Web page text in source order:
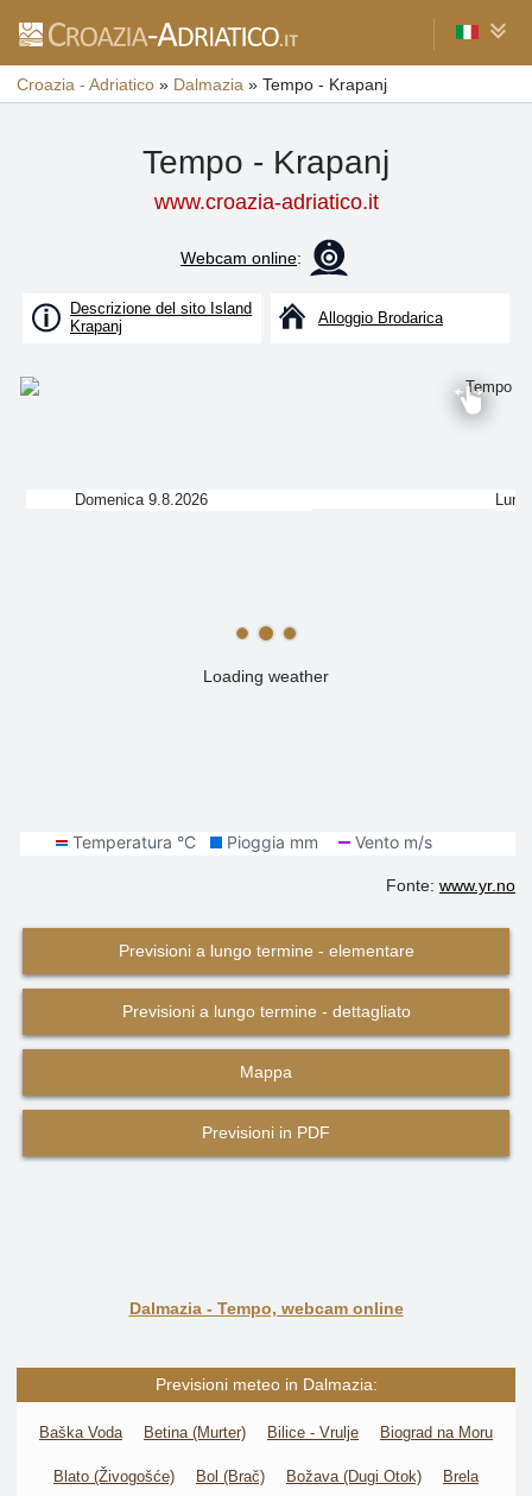
Croazia - Adriatico » Dalmazia » Tempo - Krapanj
Tempo - Krapanj
www.croazia-adriatico.it
Webcam online:
Descrizione del sito Island
Krapanj
Alloggio Brodarica
Loading weather
Domenica 9.8.2026
Fonte: www.yr.no
Previsioni a lungo termine - elementare
Previsioni a lungo termine - dettagliato
Mappa
Previsioni in PDF
Dalmazia - Tempo, webcam online
Previsioni meteo in Dalmazia:
Baška Voda Betina (Murter) Bilice - Vrulje Biograd na Moru
Blato (Živogošće) Bol (Brač) Božava (Dugi Otok) Brela